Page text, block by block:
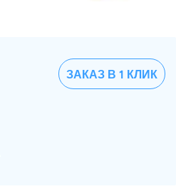
ЗАКАЗ В 1 КЛИК